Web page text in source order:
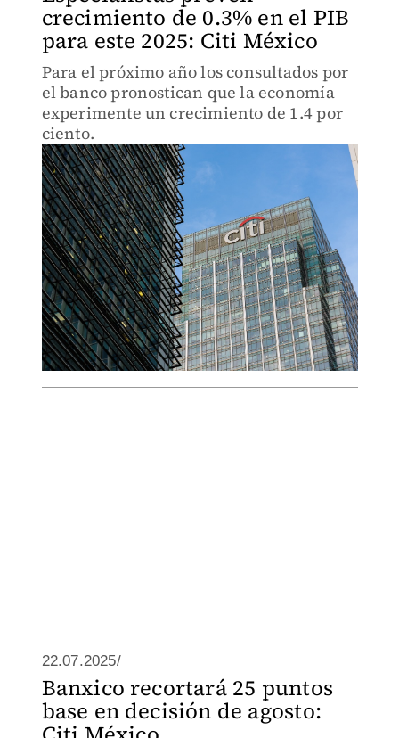
crecimiento de 0.3% en el PIB
para este 2025: Citi México
Para el próximo año los consultados por
el banco pronostican que la economía
experimente un crecimiento de 1.4 por
ciento.
22.07.2025/
Banxico recortará 25 puntos
base en decisión de agosto: